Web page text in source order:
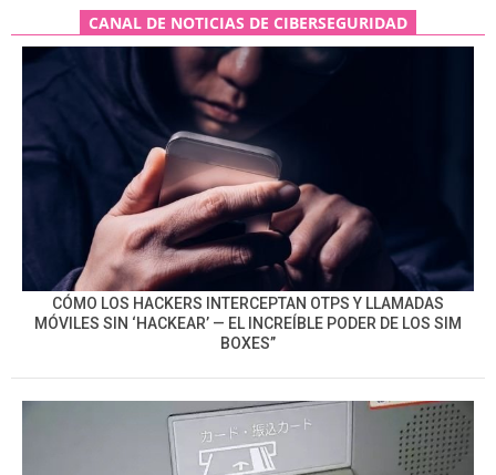
CANAL DE NOTICIAS DE CIBERSEGURIDAD
CÓMO LOS HACKERS INTERCEPTAN OTPS Y LLAMADAS
MÓVILES SIN ‘HACKEAR’ — EL INCREÍBLE PODER DE LOS SIM
BOXES”